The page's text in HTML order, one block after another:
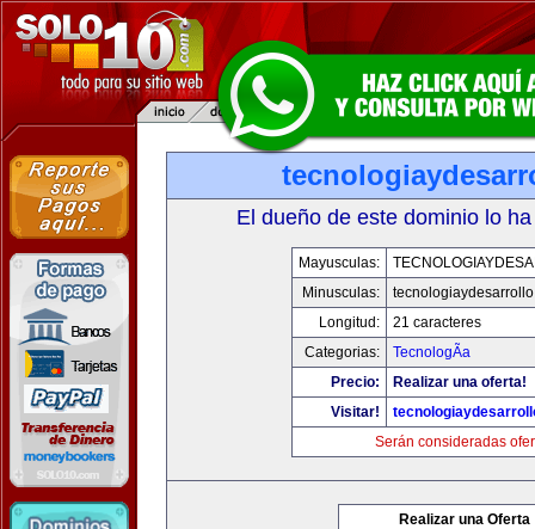
El dueño de este dominio lo
Mayusculas:
Minusculas:
Longitud:
21 caracteres
Categorias:
TecnologÃ­a
Precio:
Realizar una oferta!
Visitar!
Serán consideradas
Realizar una Oferta